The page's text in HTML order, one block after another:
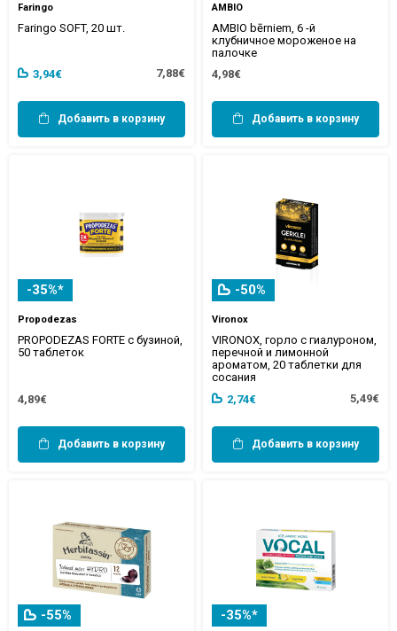
Faringo
Faringo SOFT, 20 шт.
3,94€ 7,88€
Добавить в корзину
AMBIO
AMBIO bērniem, 6 -й
клубничное мороженое на
палочке
4,98€
Добавить в корзину
-35%*
Propodezas
PROPODEZAS FORTE с бузиной,
50 таблеток
4,89€
Добавить в корзину
-50%
Vironox
VIRONOX, горло с гиалуроном,
перечной и лимонной
ароматом, 20 таблетки для
сосания
2,74€
5,49€
Добавить в корзину
-55% -35%*